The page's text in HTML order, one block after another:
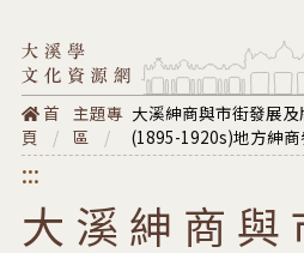
首
頁
主題專
區
大溪紳商與市街發展
(1895-1920s)地方紳
:::
大溪紳商與